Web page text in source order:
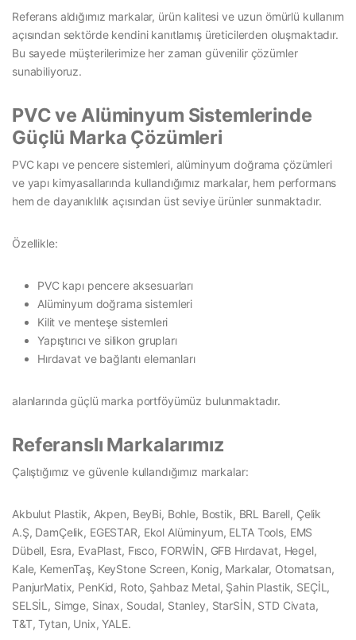
Referans aldığımız markalar, ürün kalitesi ve uzun ömürlü kullanım
açısından sektörde kendini kanıtlamış üreticilerden oluşmaktadır.
Bu sayede müşterilerimize her zaman güvenilir çözümler
sunabiliyoruz.
PVC ve Alüminyum Sistemlerinde
Güçlü Marka Çözümleri
PVC kapı ve pencere sistemleri, alüminyum doğrama çözümleri
ve yapı kimyasallarında kullandığımız markalar, hem performans
hem de dayanıklılık açısından üst seviye ürünler sunmaktadır.
Özellikle:
PVC kapı pencere aksesuarları
Alüminyum doğrama sistemleri
Kilit ve menteşe sistemleri
Yapıştırıcı ve silikon grupları
Hırdavat ve bağlantı elemanları
alanlarında güçlü marka portföyümüz bulunmaktadır.
Referanslı Markalarımız
Çalıştığımız ve güvenle kullandığımız markalar:
Akbulut Plastik, Akpen, BeyBi, Bohle, Bostik, BRL Barell, Çelik
A.Ş, DamÇelik, EGESTAR, Ekol Alüminyum, ELTA Tools, EMS
Dübell, Esra, EvaPlast, Fısco, FORWİN, GFB Hırdavat, Hegel,
Kale, KemenTaş, KeyStone Screen, Konig, Markalar, Otomatsan,
PanjurMatix, PenKid, Roto, Şahbaz Metal, Şahin Plastik, SEÇİL,
SELSİL, Simge, Sinax, Soudal, Stanley, StarSİN, STD Civata,
T&T, Tytan, Unix, YALE.